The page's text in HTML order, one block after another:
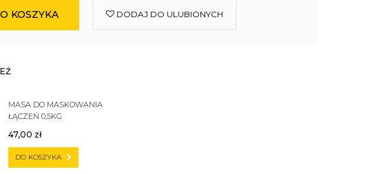
KOSZYKA DODAJ DO ULUBIONYCH
MASA DO MASKOWANIA
ŁĄCZEŃ 0,5KG
47,00 zł
DO KOSZYKA